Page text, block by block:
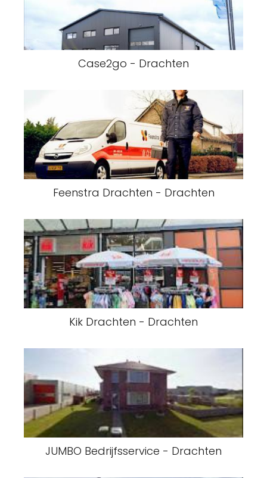
Case2go - Drachten
Feenstra Drachten - Drachten
Kik Drachten - Drachten
JUMBO Bedrijfsservice - Drachten